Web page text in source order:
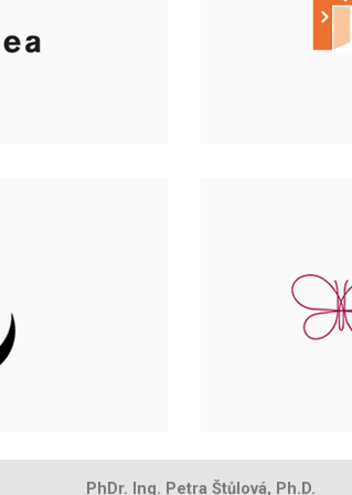
PhDr. Ing. Petra Štůlová, Ph.D.